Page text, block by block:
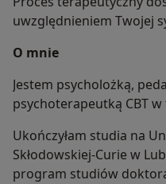
uwzględnieniem Twojej
O mnie
Jestem psycholożką,
psychoterapeutką CBT
Ukończyłam studia na
Skłodowskiej-Curie w
program studiów